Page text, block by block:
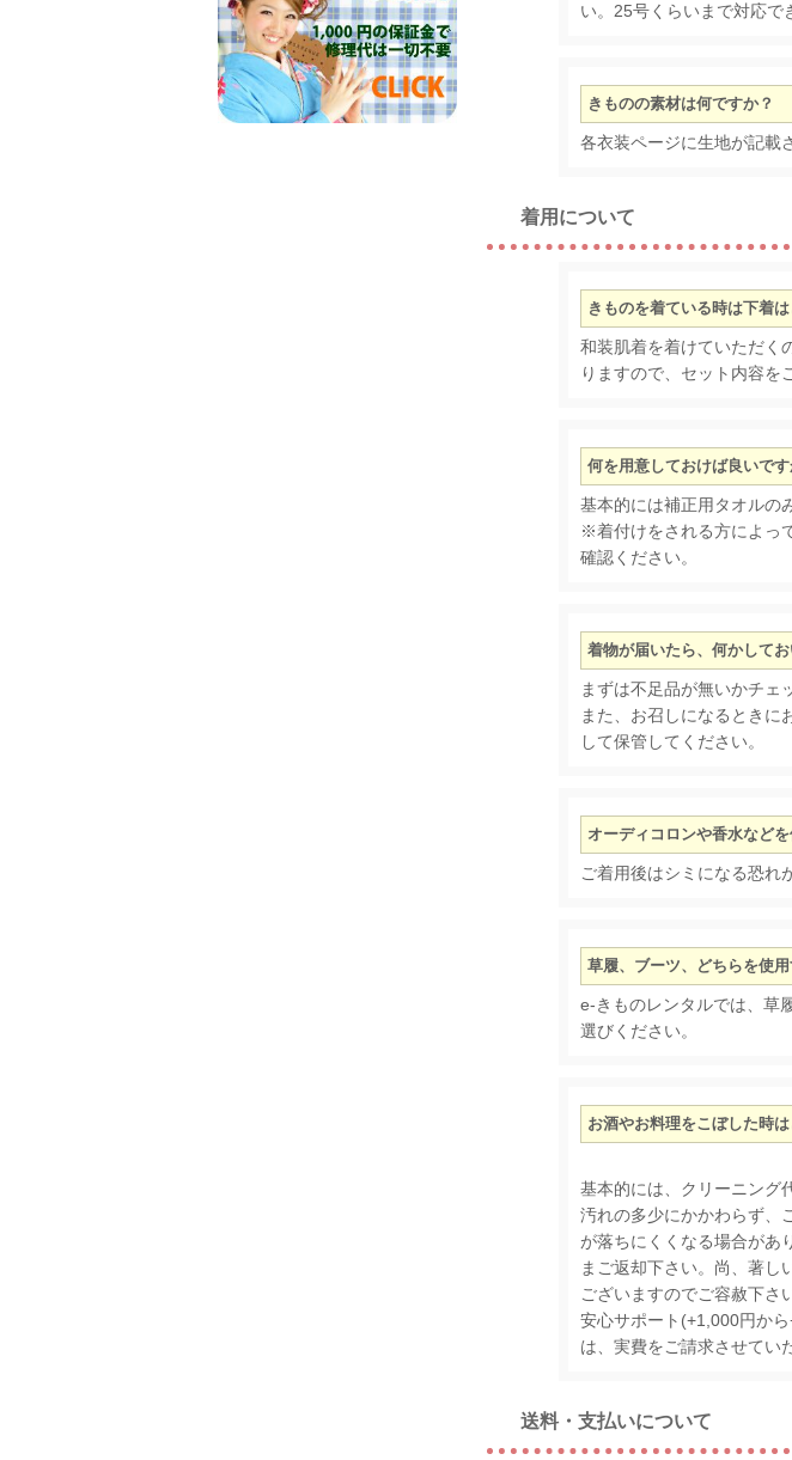
い。25号くらいまで対応で
きものの素材は何ですか？
各衣装ページに生地が記載
着用について
きものを着ている時は下着
和装肌着を着けていただく
りますので、セット内容を
何を用意しておけば良いです
基本的には補正用タオルの
※着付けをされる方によっ
確認ください。
着物が届いたら、何かして
まずは不足品が無いかチェ
また、お召しになるときに
して保管してください。
オーディコロンや香水など
ご着用後はシミになる恐れ
草履、ブーツ、どちらを使
e-きものレンタルでは、草
選びください。
お酒やお料理をこぼした時
基本的には、クリーニング
汚れの多少にかかわらず、
が落ちにくくなる場合があ
まご返却下さい。尚、著し
ございますのでご容赦下さ
安心サポート(+1,000円か
は、実費をご請求させてい
送料・支払いについて